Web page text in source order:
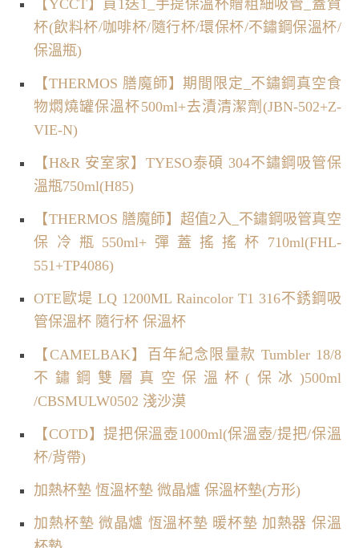
【YCCT】買1送1_手提保溫杯贈粗細吸管_蓋賀
杯(飲料杯/咖啡杯/隨行杯/環保杯/不鏽鋼保溫杯/
保溫瓶)
【THERMOS 膳魔師】期間限定_不鏽鋼真空食
物燜燒罐保溫杯500ml+去漬清潔劑(JBN-502+Z-
VIE-N)
【H&R 安室家】TYESO泰碩 304不鏽鋼吸管保
溫瓶750ml(H85)
【THERMOS 膳魔師】超值2入_不鏽鋼吸管真空
保冷瓶550ml+彈蓋搖搖杯710ml(FHL-
551+TP4086)
OTE歐堤 LQ 1200ML Raincolor T1 316不銹鋼吸
管保溫杯 隨行杯 保溫杯
【CAMELBAK】百年紀念限量款 Tumbler 18/8
不鏽鋼雙層真空保溫杯(保冰)500ml
/CBSMULW0502 淺沙漠
【COTD】提把保溫壺1000ml(保溫壺/提把/保溫
杯/背帶)
加熱杯墊 恆溫杯墊 微晶爐 保溫杯墊(方形)
加熱杯墊 微晶爐 恆溫杯墊 暖杯墊 加熱器 保溫